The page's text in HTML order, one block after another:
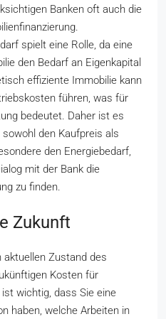
Banken oft auch die
spielt eine Rolle, da eine
den Bedarf an Eigenkapital
effiziente Immobilie kann
führen, was für
bedeutet. Daher ist es
den Kaufpreis als
den Energiebedarf,
mit der Bank die
zu finden.
Zukunft
aktuellen Zustand des
Kosten für
wichtig, dass Sie eine
haben, welche Arbeiten in